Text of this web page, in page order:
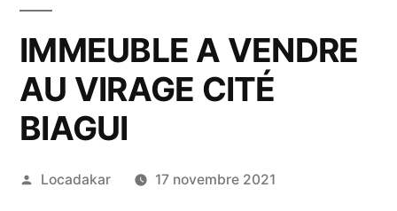
IMMEUBLE A VENDRE
AU VIRAGE CITÉ
BIAGUI
Publié
Locadakar 17 novembre 2021